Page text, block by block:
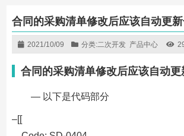
合同的采购清单修改后应该自动更
2021/10/09 分类:二次开发 产品中心
合同的采购清单修改后应该自动
— 以下是代码部分
–[[